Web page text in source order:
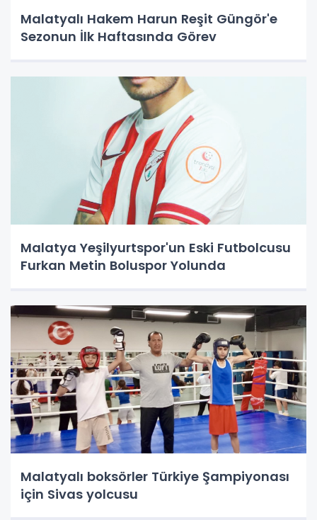
Malatyalı Hakem Harun Reşit Güngör'e
Sezonun İlk Haftasında Görev
Malatya Yeşilyurtspor'un Eski Futbolcusu
Furkan Metin Boluspor Yolunda
Malatyalı boksörler Türkiye Şampiyonası
için Sivas yolcusu